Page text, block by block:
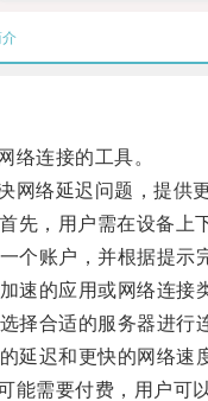
连接的工具。
络延迟问题，提供更
，用户需在设备上
账户，并根据提示完
的应用或网络连接
合适的服务器进行连
迟和更快的网络速
需要付费，用户可以